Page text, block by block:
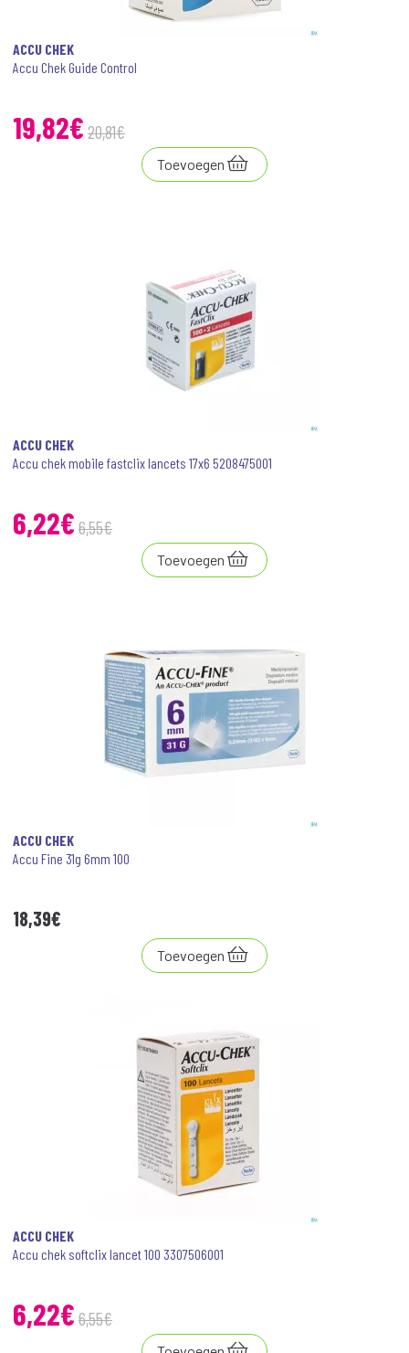
ACCU CHEK
Accu Chek Guide Control
19,82€ 20,81€
Toevoegen
ACCU CHEK
Accu chek mobile fastclix lancets 17x6 5208475001
6,22€ 6,55€
Toevoegen
ACCU CHEK
Accu Fine 31g 6mm 100
18,39€
Toevoegen
ACCU CHEK
Accu chek softclix lancet 100 3307506001
6,22€ 6,55€